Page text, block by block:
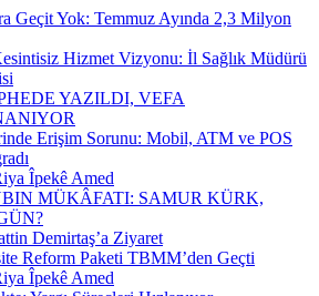
Geçit Yok: Temmuz Ayında 2,3 Milyon
Hizmet Vizyonu: İl Sağlık Müdürü
YAZILDI, VEFA
Erişim Sorunu: Mobil, ATM ve POS
Îpekê Amed
MÜKÂFATI: SAMUR KÜRK,
Demirtaş’a Ziyaret
Reform Paketi TBMM’den Geçti
Îpekê Amed